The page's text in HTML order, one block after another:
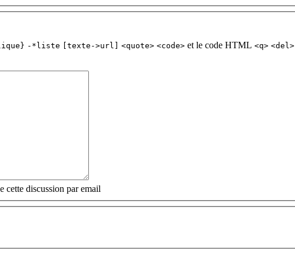
-*liste [texte->url] <quote> <code> et le code HTML <q> <del>
cette discussion par email